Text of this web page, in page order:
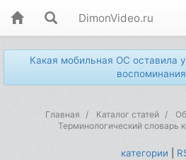
DimonVideo.ru
Какая мобильная ОС оставила
Главная Каталог статей
Терминологический словарь
категории